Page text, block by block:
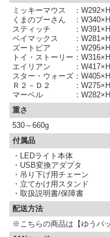
ミッキーマウス ：
くまのプーさん ：
スティッチ ：
ベイマックス ：
ズートピア ：
トイ・ストーリー：
エイリアン ：
スター・ウォーズ：
Ｒ２－Ｄ２ ：
マーベル ：
重さ
530～660g
付属品
・LEDライト本体
・USB変換アダプタ
・吊り下げ用チェーン
・立てかけ用スタンド
・取扱説明書/保障書
配送方法
※こちらの商品は【ゆうパ